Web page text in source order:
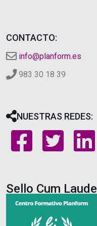
CONTACTO:
info@planform.es
983 30 18 39
NUESTRAS REDES:
Sello Cum Laude